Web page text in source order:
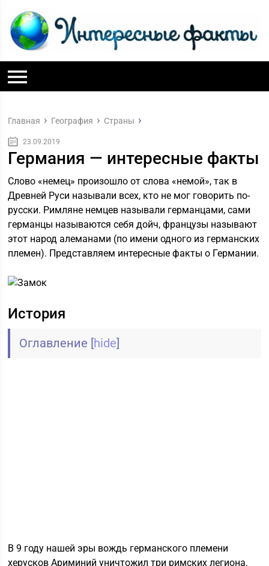
Главная География Страны
23.09.2019
Германия — интересные факты
Слово «немец» произошло от слова «немой», так в
Древней Руси называли всех, кто не мог говорить по-
русски. Римляне немцев называли германцами, сами
германцы называются себя дойч, французы называют
этот народ алеманами (по имени одного из германских
племен). Представляем интересные факты о Германии.
История
Оглавление [hide]
В 9 году нашей эры вождь германского племени
херусков Ариминий уничтожил три римских легиона.